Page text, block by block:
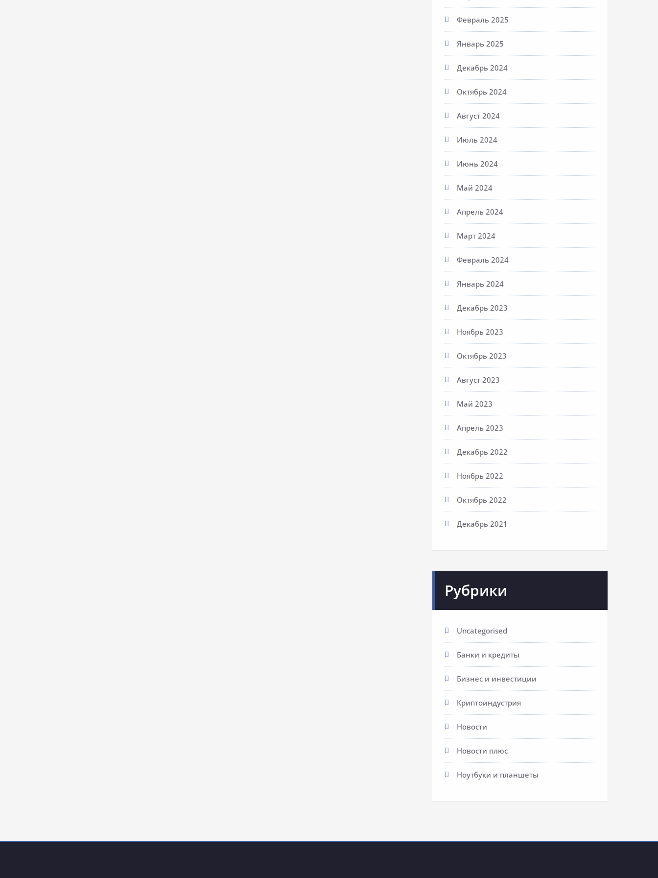
Февраль 2025
Январь 2025
Декабрь 2024
Октябрь 2024
Август 2024
Июль 2024
Июнь 2024
Май 2024
Апрель 2024
Март 2024
Февраль 2024
Январь 2024
Декабрь 2023
Ноябрь 2023
Октябрь 2023
Август 2023
Май 2023
Апрель 2023
Декабрь 2022
Ноябрь 2022
Октябрь 2022
Декабрь 2021
Рубрики
Uncategorised
Банки и кредиты
Бизнес и инвестиции
Криптоиндустрия
Новости
Новости плюс
Ноутбуки и планшеты